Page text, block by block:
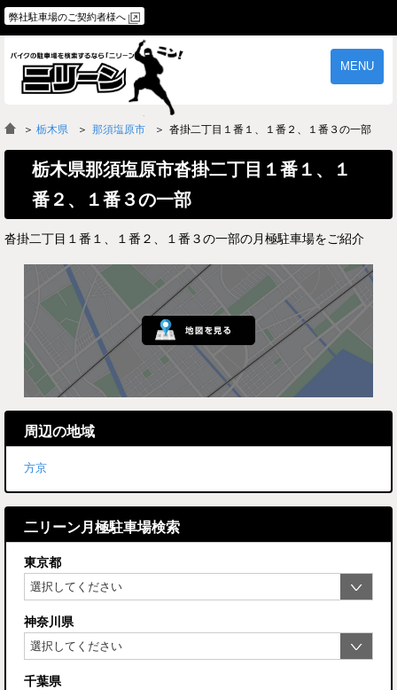
弊社駐車場のご契約者様へ
MENU
物件一覧 ご契約の流れ
よくあるご質問 駐車場オーナー様へ
＞ 栃木県 那須塩原市 沓掛二丁目１番１、１番２、１番３の一部
栃木県那須塩原市沓掛二丁目１番１、１
番２、１番３の一部
沓掛二丁目１番１、１番２、１番３の一部の月極駐車場をご紹介
周辺の地域
方京
二リーン月極駐車場検索
東京都
神奈川県
千葉県